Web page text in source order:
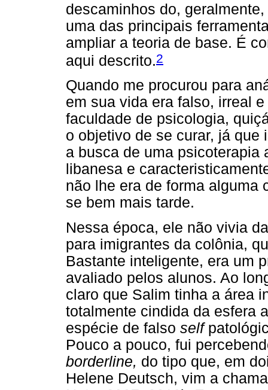
descaminhos do,
uma das principais
ampliar a teoria de base. É
aqui descrito.2
Quando me procurou para
em sua vida era falso, irreal
faculdade de psicologia,
o objetivo de se curar, já
a busca de uma psicoterapia
libanesa e
não lhe era de forma alguma
se bem mais tarde.
Nessa época, ele não vivia
para imigrantes da colônia,
Bastante inteligente, era um
avaliado pelos alunos. Ao
claro que Salim tinha a área
totalmente cindida da esfera
espécie de falso self
Pouco a pouco, fui
borderline, do tipo que, em
Helene Deutsch, vim a